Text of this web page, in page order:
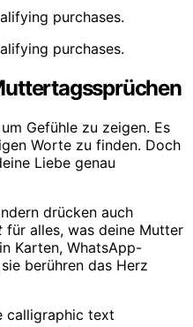
purchases.
purchases.
Gefühle zu zeigen. Es
Worte zu finden. Doch
Liebe genau
drücken auch
für alles, was deine Mutter
Karten, WhatsApp-
berühren das Herz